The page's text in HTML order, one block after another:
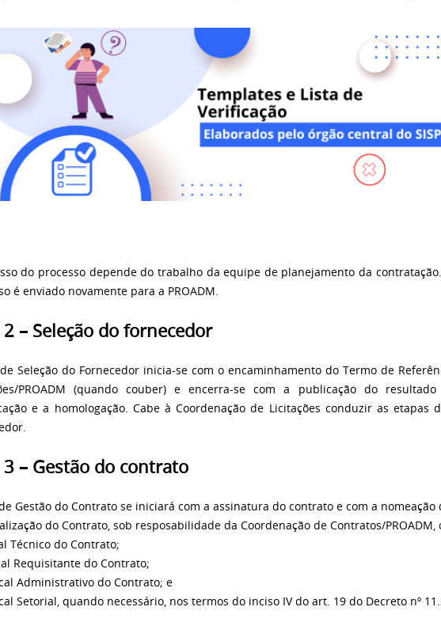
do processo depende do trabalho da equipe de planejamento da
é enviado novamente para a PROADM.
2 – Seleção do fornecedor
Seleção do Fornecedor inicia-se com o encaminhamento do Termo de
PROADM (quando couber) e encerra-se com a publicação do
e a homologação. Cabe à Coordenação de Licitações conduzir as etapas
3 – Gestão do contrato
Gestão do Contrato se iniciará com a assinatura do contrato e com a nomeação
do Contrato, sob resposabilidade da Coordenação de Contratos/PROADM,
Técnico do Contrato;
Requisitante do Contrato;
Administrativo do Contrato; e
Setorial, quando necessário, nos termos do inciso IV do art. 19 do Decreto nº